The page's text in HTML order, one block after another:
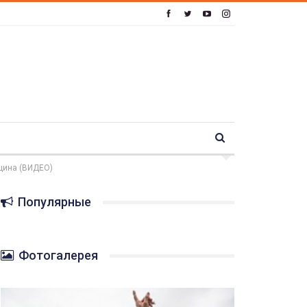
(ВИДЕО)
Популярные
Фотогалерея